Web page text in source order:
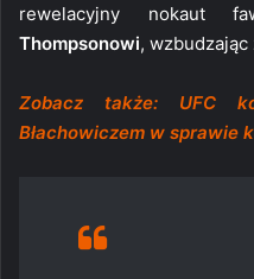
rewelacyjny nokaut
Thompsonowi, wzbudzając
Zobacz także: UFC
Błachowiczem w sprawie